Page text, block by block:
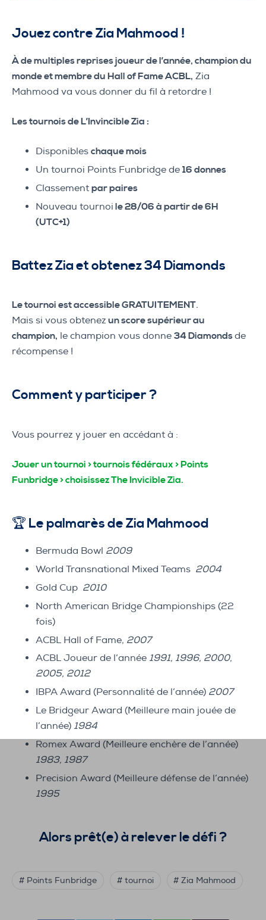
Jouez contre Zia Mahmood !
À de multiples reprises joueur de l’année, champion du
monde et membre du Hall of Fame ACBL, Zia
Mahmood va vous donner du fil à retordre !
Les tournois de L’Invincible Zia :
Disponibles chaque mois
Un tournoi Points Funbridge de 16 donnes
Classement par paires
Nouveau tournoi le 28/06 à partir de 6H
(UTC+1)
Battez Zia et obtenez 34 Diamonds
Le tournoi est accessible GRATUITEMENT.
Mais si vous obtenez un score supérieur au
champion, le champion vous donne 34 Diamondsde
récompense !
Comment y participer ?
Vous pourrez y jouer en accédant à :
Jouer un tournoi > tournois fédéraux > Points
Funbridge > choisissez The Invicible Zia.
🏆 Le palmarès de Zia Mahmood
Bermuda Bowl 2009
World Transnational Mixed Teams 2004
Gold Cup 2010
North American Bridge Championships (22
fois)
ACBL Hall of Fame, 2007
ACBL Joueur de l’année 1991, 1996, 2000,
2005, 2012
IBPA Award (Personnalité de l’année) 2007
Le Bridgeur Award (Meilleure main jouée de
l’année) 1984
Romex Award (Meilleure enchère de l’année)
1983, 1987
Precision Award (Meilleure défense de l’année)
1995
Alors prêt(e) à relever le défi ?
# Points Funbridge # tournoi # Zia Mahmood